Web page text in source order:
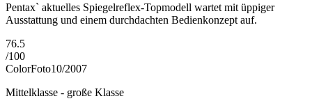
Pentax` aktuelles Spiegelreflex-Topmodell wartet mit üppiger
Ausstattung und einem durchdachten Bedienkonzept auf.
76.5
/100
ColorFoto10/2007
Mittelklasse - große Klasse